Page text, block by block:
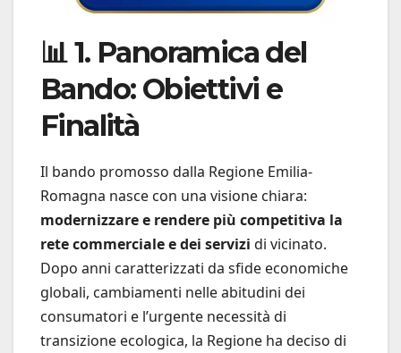
📊 1. Panoramica del
Bando: Obiettivi e
Finalità
Il bando promosso dalla Regione Emilia-
Romagna nasce con una visione chiara:
modernizzare e rendere più competitiva la
rete commerciale e dei servizi di vicinato.
Dopo anni caratterizzati da sfide economiche
globali, cambiamenti nelle abitudini dei
consumatori e l’urgente necessità di
transizione ecologica, la Regione ha deciso di